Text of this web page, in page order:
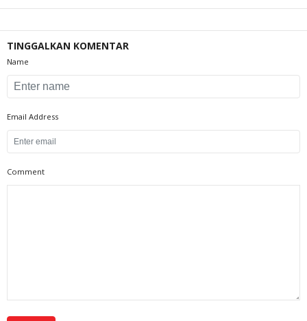
TINGGALKAN KOMENTAR
Name
Email Address
Comment